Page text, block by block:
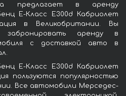
предлагает в аренду
Е-Класс Е300d Кабриолет
в Великобритании. Вы
аренду в
с доставкой авто в
Е-Класс Е300d Кабриолет
пользуются популярностью
Все автомобили Мерседес-